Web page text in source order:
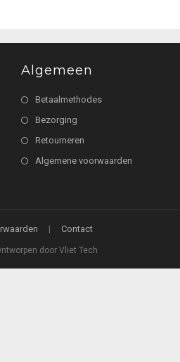
Algemeen
Betaalmethodes
Bezorging
Retourneren
Algemene voorwaarden
Contact
door Vliet Tech